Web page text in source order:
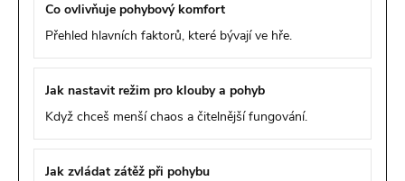
Co ovlivňuje pohybový komfort
Přehled hlavních faktorů, které bývají ve hře.
Jak nastavit režim pro klouby a pohyb
Když chceš menší chaos a čitelnější fungování.
Jak zvládat zátěž při pohybu